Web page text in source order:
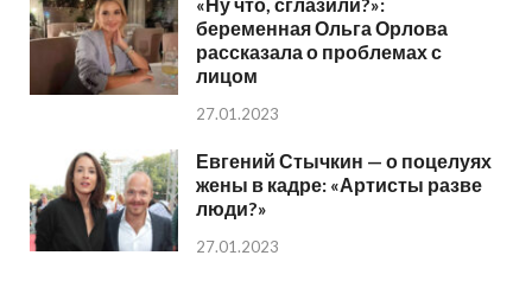
беременная Ольга Орлова
рассказала о проблемах с
лицом
27.01.2023
Евгений Стычкин — о поцелуях
жены в кадре: «Артисты разве
люди?»
27.01.2023